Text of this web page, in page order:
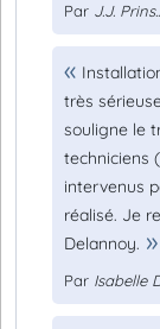
Par J.J.
très
souligne le
techniciens
intervenus
réalisé. Je
Delannoy.
Par Isabelle